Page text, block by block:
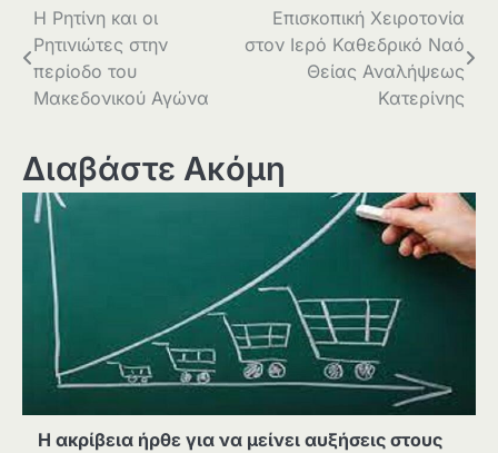
Πλοήγηση
άρθρων
Η Ρητίνη και οι
Ρητινιώτες στην
περίοδο του
Μακεδονικού Αγώνα
Επισκοπική Χειροτονία
στον Ιερό Καθεδρικό Ναό
Θείας Αναλήψεως
Κατερίνης
Διαβάστε Ακόμη
Η ακρίβεια ήρθε για να μείνει αυξήσεις στους